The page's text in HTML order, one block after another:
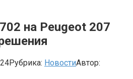
на Peugeot 207
Рубрика: НовостиАвтор: